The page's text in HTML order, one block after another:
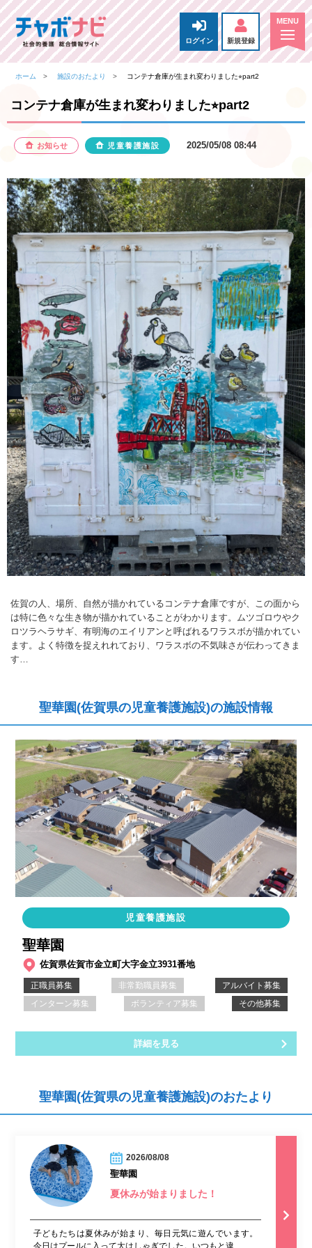
ログイン 新規登録
ホーム 施設のおたより コンテナ倉庫が生まれ変わりました⭐︎part2
コンテナ倉庫が生まれ変わりました⭐︎part2
お知らせ 児童養護施設 2025/05/08 08:44
佐賀の人、場所、自然が描かれているコンテナ倉庫ですが、この面から
は特に色々な生き物が描かれていることがわかります。ムツゴロウやク
ロツラヘラサギ、有明海のエイリアンと呼ばれるワラスボが描かれてい
ます。よく特徴を捉えれれており、ワラスボの不気味さが伝わってきま
す…
聖華園(佐賀県の児童養護施設)の施設情報
児童養護施設
聖華園
佐賀県佐賀市金立町大字金立3931番地
正職員募集 非常勤職員募集
アルバイト募集
インターン募集
ボランティア募集 その他募集
詳細を見る
聖華園(佐賀県の児童養護施設)のおたより
2026/08/08
聖華園
夏休みが始まりました！
子どもたちは夏休みが始まり、毎日元気に遊んでいます。
今日はプールに入って大はしゃぎでした。いつもと違...